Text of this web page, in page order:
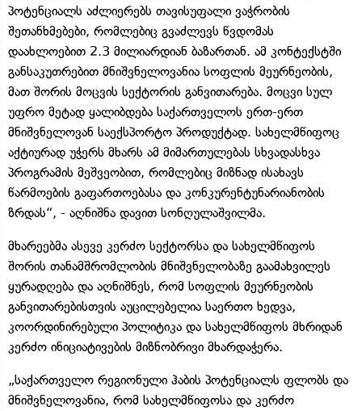
პოტენციალს აძლიერებს თავისუფალი ვაჭრობის
შეთანხმებები, რომლებიც გვაძლევს წვდომას
დაახლოებით 2.3 მილიარდიან ბაზართან. ამ კონტექსტში
განსაკუთრებით მნიშვნელოვანია სოფლის მეურნეობის,
მათ შორის მოცვის სექტორის განვითარება. მოცვი სულ
უფრო მეტად ყალიბდება საქართველოს ერთ-ერთ
მნიშვნელოვან საექსპორტო პროდუქტად. სახელმწიფოც
აქტიურად უჭერს მხარს ამ მიმართულებას სხვადასხვა
პროგრამის მეშვეობით, რომლებიც მიზნად ისახავს
წარმოების გაფართოებასა და კონკურენტუნარიანობის
ზრდას“, - აღნიშნა დავით სონღულაშვილმა.
მხარეებმა ასევე კერძო სექტორსა და სახელმწიფოს
შორის თანამშრომლობის მნიშვნელობაზე გაამახვილეს
ყურადღება და აღნიშნეს, რომ სოფლის მეურნეობის
განვითარებისთვის აუცილებელია საერთო ხედვა,
კოორდინირებული პოლიტიკა და სახელმწიფოს მხრიდან
კერძო ინიციატივების მიზნობრივი მხარდაჭერა.
„საქართველო რეგიონული ჰაბის პოტენციალს ფლობს და
მნიშვნელოვანია, რომ სახელმწიფოსა და კერძო